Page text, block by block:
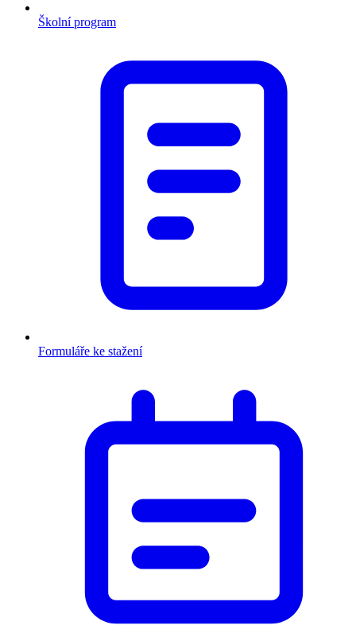
Školní program
Formuláře ke stažení